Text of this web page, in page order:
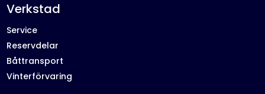
Verkstad
Service
Reservdelar
Båttransport
Vinterförvaring